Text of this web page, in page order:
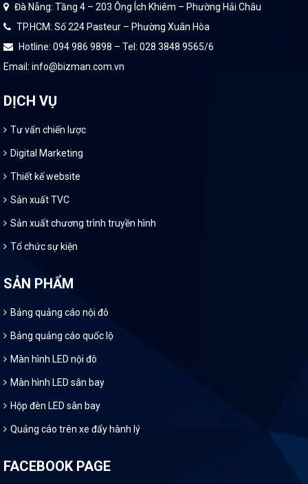
Đà Nẵng: Tầng 4 – 203 Ông Ích Khiêm – Phường Hải Châu
TP.HCM: Số 224 Pasteur – Phường Xuân Hòa
Hotline: 094 986 9898 – Tel: 028 3848 9565/6
Email: info@bizman.com.vn
DỊCH VỤ
Tư vấn chiến lược
Digital Marketing
Thiết kế website
Sản xuất TVC
Sản xuất chương trình truyền hình
Tổ chức sự kiện
SẢN PHẨM
Bảng quảng cáo nội đô
Bảng quảng cáo quốc lộ
Màn hình LED nội đô
Màn hình LED sân bay
Hộp đèn LED sân bay
Quảng cáo trên xe đẩy hành lý
FACEBOOK PAGE